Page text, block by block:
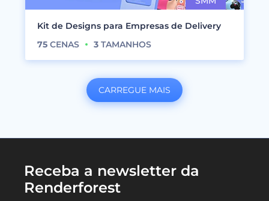
Kit de Designs para Empresas de Delivery
75 CENAS 3 TAMANHOS
CARREGUE MAIS
Receba a newsletter da
Renderforest